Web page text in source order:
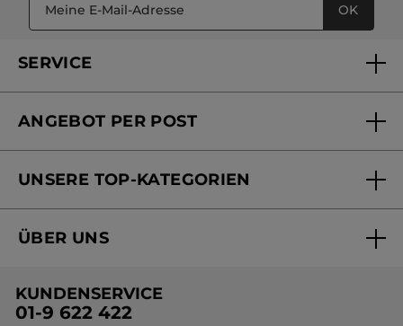
OK
SERVICE
Mein Konto
Online Preisliste
ANGEBOT PER POST
Versandhandel Preisliste
UNSERE TOP-KATEGORIEN
Black Friday Yves Rocher
Geschenkideen Yves Rocher
ÜBER UNS
Umweltstiftung YR
KUNDENSERVICE
01-9 622 422